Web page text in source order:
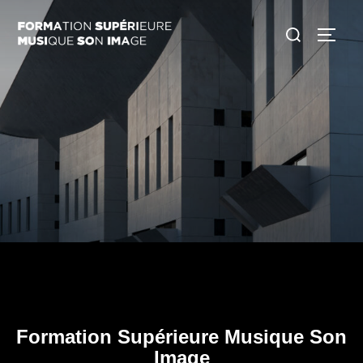
contenu
Rechercher :
Formation Supérieure Musique Son
Image